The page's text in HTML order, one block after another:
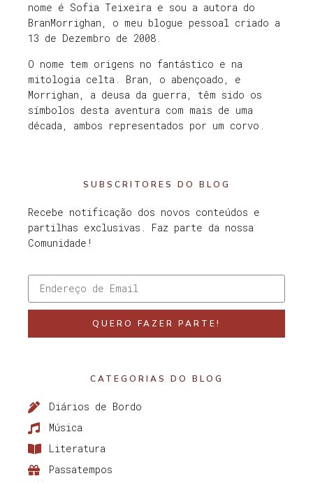
nome é Sofia Teixeira e sou a autora do
BranMorrighan, o meu blogue pessoal criado a
13 de Dezembro de 2008.
O nome tem origens no fantástico e na
mitologia celta. Bran, o abençoado, e
Morrighan, a deusa da guerra, têm sido os
símbolos desta aventura com mais de uma
década, ambos representados por um corvo.
SUBSCRITORES DO BLOG
Recebe notificação dos novos conteúdos e
partilhas exclusivas. Faz parte da nossa
Comunidade!
QUERO FAZER PARTE!
CATEGORIAS DO BLOG
Diários de Bordo
Música
Literatura
Passatempos